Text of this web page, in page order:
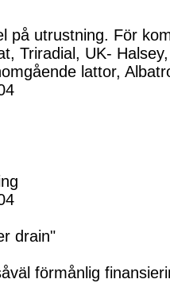
på utrustning. För
Triradial, UK-
lattor,
drain"
förmånlig